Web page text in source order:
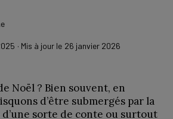
· Mis à jour le 26 janvier 2026
Noël ? Bien souvent, en
d’être submergés par la
sorte de conte ou surtout